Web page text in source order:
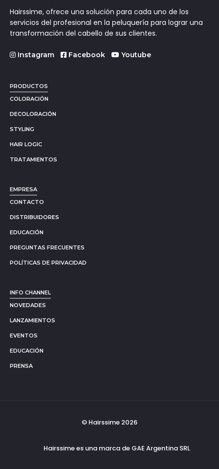
Hairssime, ofrece una solución para cada uno de los
servicios del profesional en la peluquería para lograr una
transformación del cabello de sus clientes.
Instagram Facebook Youtube
PRODUCTOS
COLORACIÓN
DECOLORACIÓN
STYLING
HAIR LOGIC
TRATAMIENTOS
EMPRESA
CONTACTO
DISTRIBUIDORES
EDUCACIÓN
PREGUNTAS FRECUENTES
POLÍTICAS DE PRIVACIDAD
INFO CHANNEL
NOVEDADES
LANZAMIENTOS
EVENTOS
EDUCACIÓN
PRENSA
© Hairssime 2026
Hairssime es una marca de GAE Argentina SRL